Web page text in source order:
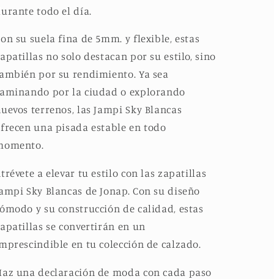
todo el día.
su suela fina de 5mm. y flexible, estas
no solo destacan por su estilo, sino
por su rendimiento. Ya sea
por la ciudad o explorando
terrenos, las Jampi Sky Blancas
una pisada estable en todo
a elevar tu estilo con las zapatillas
Sky Blancas de Jonap. Con su diseño
y su construcción de calidad, estas
se convertirán en un
en tu colección de calzado.
una declaración de moda con cada paso